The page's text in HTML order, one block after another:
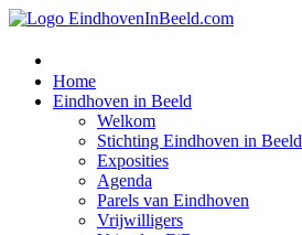
Home
Eindhoven in Beeld
Welkom
Stichting Eindhoven in Beeld
Exposities
Agenda
Parels van Eindhoven
Vrijwilligers